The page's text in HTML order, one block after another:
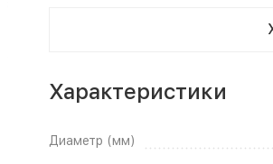
Характеристики
Диаметр (мм)